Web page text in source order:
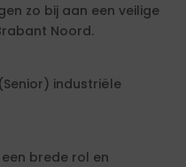
zo bij aan een veilige
Noord.
industriële
brede rol en